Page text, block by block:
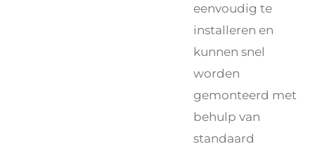
eenvoudig te
installeren en
kunnen snel
worden
gemonteerd met
behulp van
standaard